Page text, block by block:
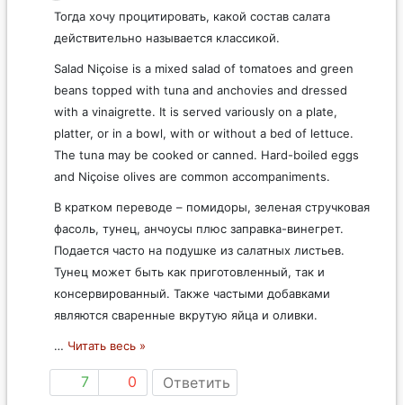
Тогда хочу процитировать, какой состав салата
действительно называется классикой.
Salad Niçoise is a mixed salad of tomatoes and green
beans topped with tuna and anchovies and dressed
with a vinaigrette. It is served variously on a plate,
platter, or in a bowl, with or without a bed of lettuce.
The tuna may be cooked or canned. Hard-boiled eggs
and Niçoise olives are common accompaniments.
В кратком переводе – помидоры, зеленая стручковая
фасоль, тунец, анчоусы плюс заправка-винегрет.
Подается часто на подушке из салатных листьев.
Тунец может быть как приготовленный, так и
консервированный. Также частыми добавками
являются сваренные вкрутую яйца и оливки.
… Читать весь »
7 0 Ответить